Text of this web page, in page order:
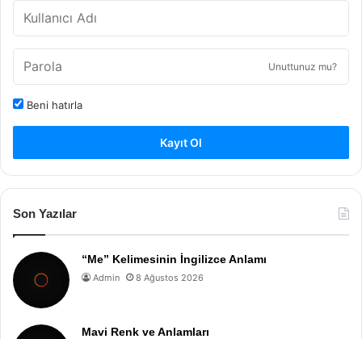
Unuttunuz mu?
Beni hatırla
Kayıt Ol
Son Yazılar
“Me” Kelimesinin İngilizce Anlamı
Admin 8 Ağustos 2026
Mavi Renk ve Anlamları